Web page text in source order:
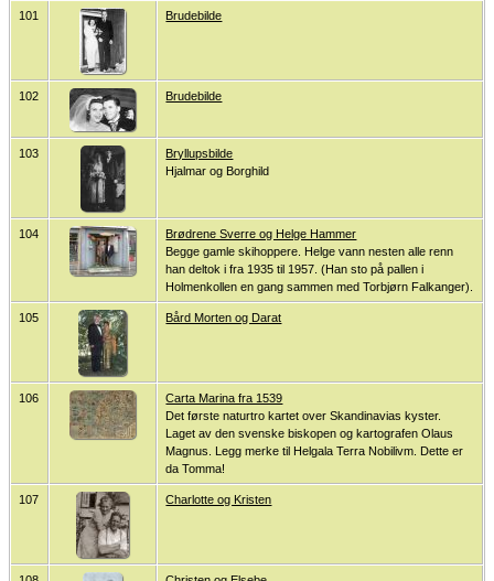
101 Brudebilde
102 Brudebilde
103
Bryllupsbilde
Hjalmar og Borghild
104
Brødrene Sverre og Helge Hammer
Begge gamle skihoppere. Helge vann nesten alle renn
han deltok i fra 1935 til 1957. (Han sto på pallen i
Holmenkollen en gang sammen med Torbjørn Falkanger).
105 Bård Morten og Darat
106
Carta Marina fra 1539
Det første naturtro kartet over Skandinavias kyster.
Laget av den svenske biskopen og kartografen Olaus
Magnus. Legg merke til Helgala Terra Nobilivm. Dette er
da Tomma!
107 Charlotte og Kristen